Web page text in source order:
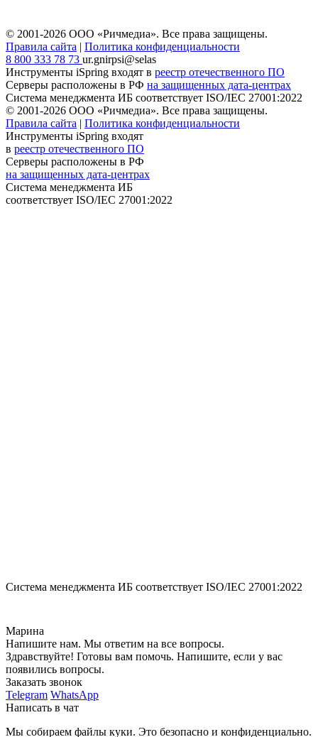
© 2001-2026 ООО «Ричмедиа». Все права защищены.
Правила сайта | Политика конфиденциальности
8 800 333 78 73 ur.gnirpsi@selas
Инструменты iSpring входят в реестр отечественного ПО
Серверы расположены в РФ на защищенных дата-центрах
Система менеджмента ИБ соответствует ISO/IEC 27001:2022
© 2001-2026 ООО «Ричмедиа». Все права защищены.
Правила сайта | Политика конфиденциальности
Инструменты iSpring входят
в реестр отечественного ПО
Серверы расположены в РФ
на защищенных дата-центрах
Система менеджмента ИБ
соответствует ISO/IEC 27001:2022
Система менеджмента ИБ соответствует ISO/IEC 27001:2022
Марина
Напишите нам. Мы ответим на все вопросы.
Здравствуйте! Готовы вам помочь. Напишите, если у вас
появились вопросы.
Заказать звонок
Telegram WhatsApp
Написать в чат
Мы собираем файлы куки. Это безопасно и конфиденциально.